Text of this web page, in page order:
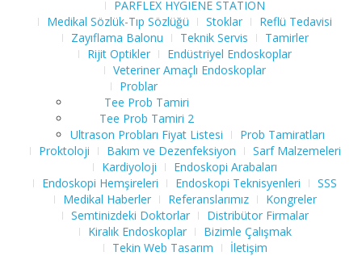
PARFLEX HYGIENE STATION
Medikal Sözlük-Tıp Sözlüğü
Stoklar
Reflü Tedavisi
Zayıflama Balonu
Teknik Servis
Tamirler
Rijit Optikler
Endüstriyel Endoskoplar
Veteriner Amaçlı Endoskoplar
Problar
Tee Prob Tamiri
Tee Prob Tamiri 2
Ultrason Probları Fiyat Listesi
Prob Tamiratları
Proktoloji
Bakım ve Dezenfeksiyon
Sarf Malzemeleri
Kardiyoloji
Endoskopi Arabaları
Endoskopi Hemşireleri
Endoskopi Teknisyenleri
SSS
Medikal Haberler
Referanslarımız
Kongreler
Semtinizdeki Doktorlar
Distribütor Firmalar
Kiralık Endoskoplar
Bizimle Çalışmak
Tekin Web Tasarım
İletişim